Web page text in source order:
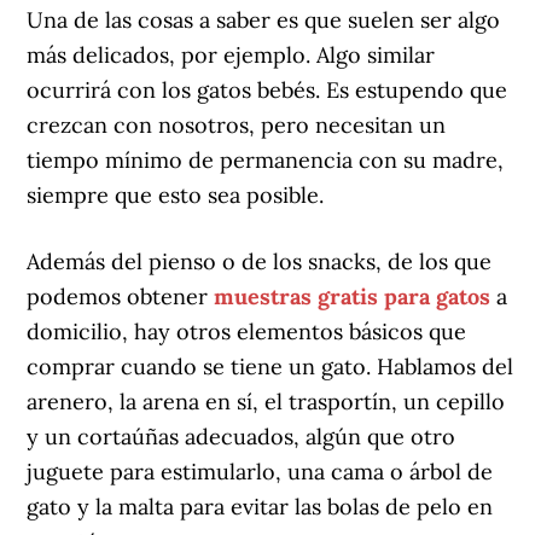
Una de las cosas a saber es que suelen ser algo
más delicados, por ejemplo. Algo similar
ocurrirá con los gatos bebés. Es estupendo que
crezcan con nosotros, pero necesitan un
tiempo mínimo de permanencia con su madre,
siempre que esto sea posible.
Además del pienso o de los snacks, de los que
podemos obtenermuestras gratis para gatos a
domicilio, hay otros elementos básicos que
comprar cuando se tiene un gato. Hablamos del
arenero, la arena en sí, el trasportín, un cepillo
y un cortaúñas adecuados, algún que otro
juguete para estimularlo, una cama o árbol de
gato y la malta para evitar las bolas de pelo en